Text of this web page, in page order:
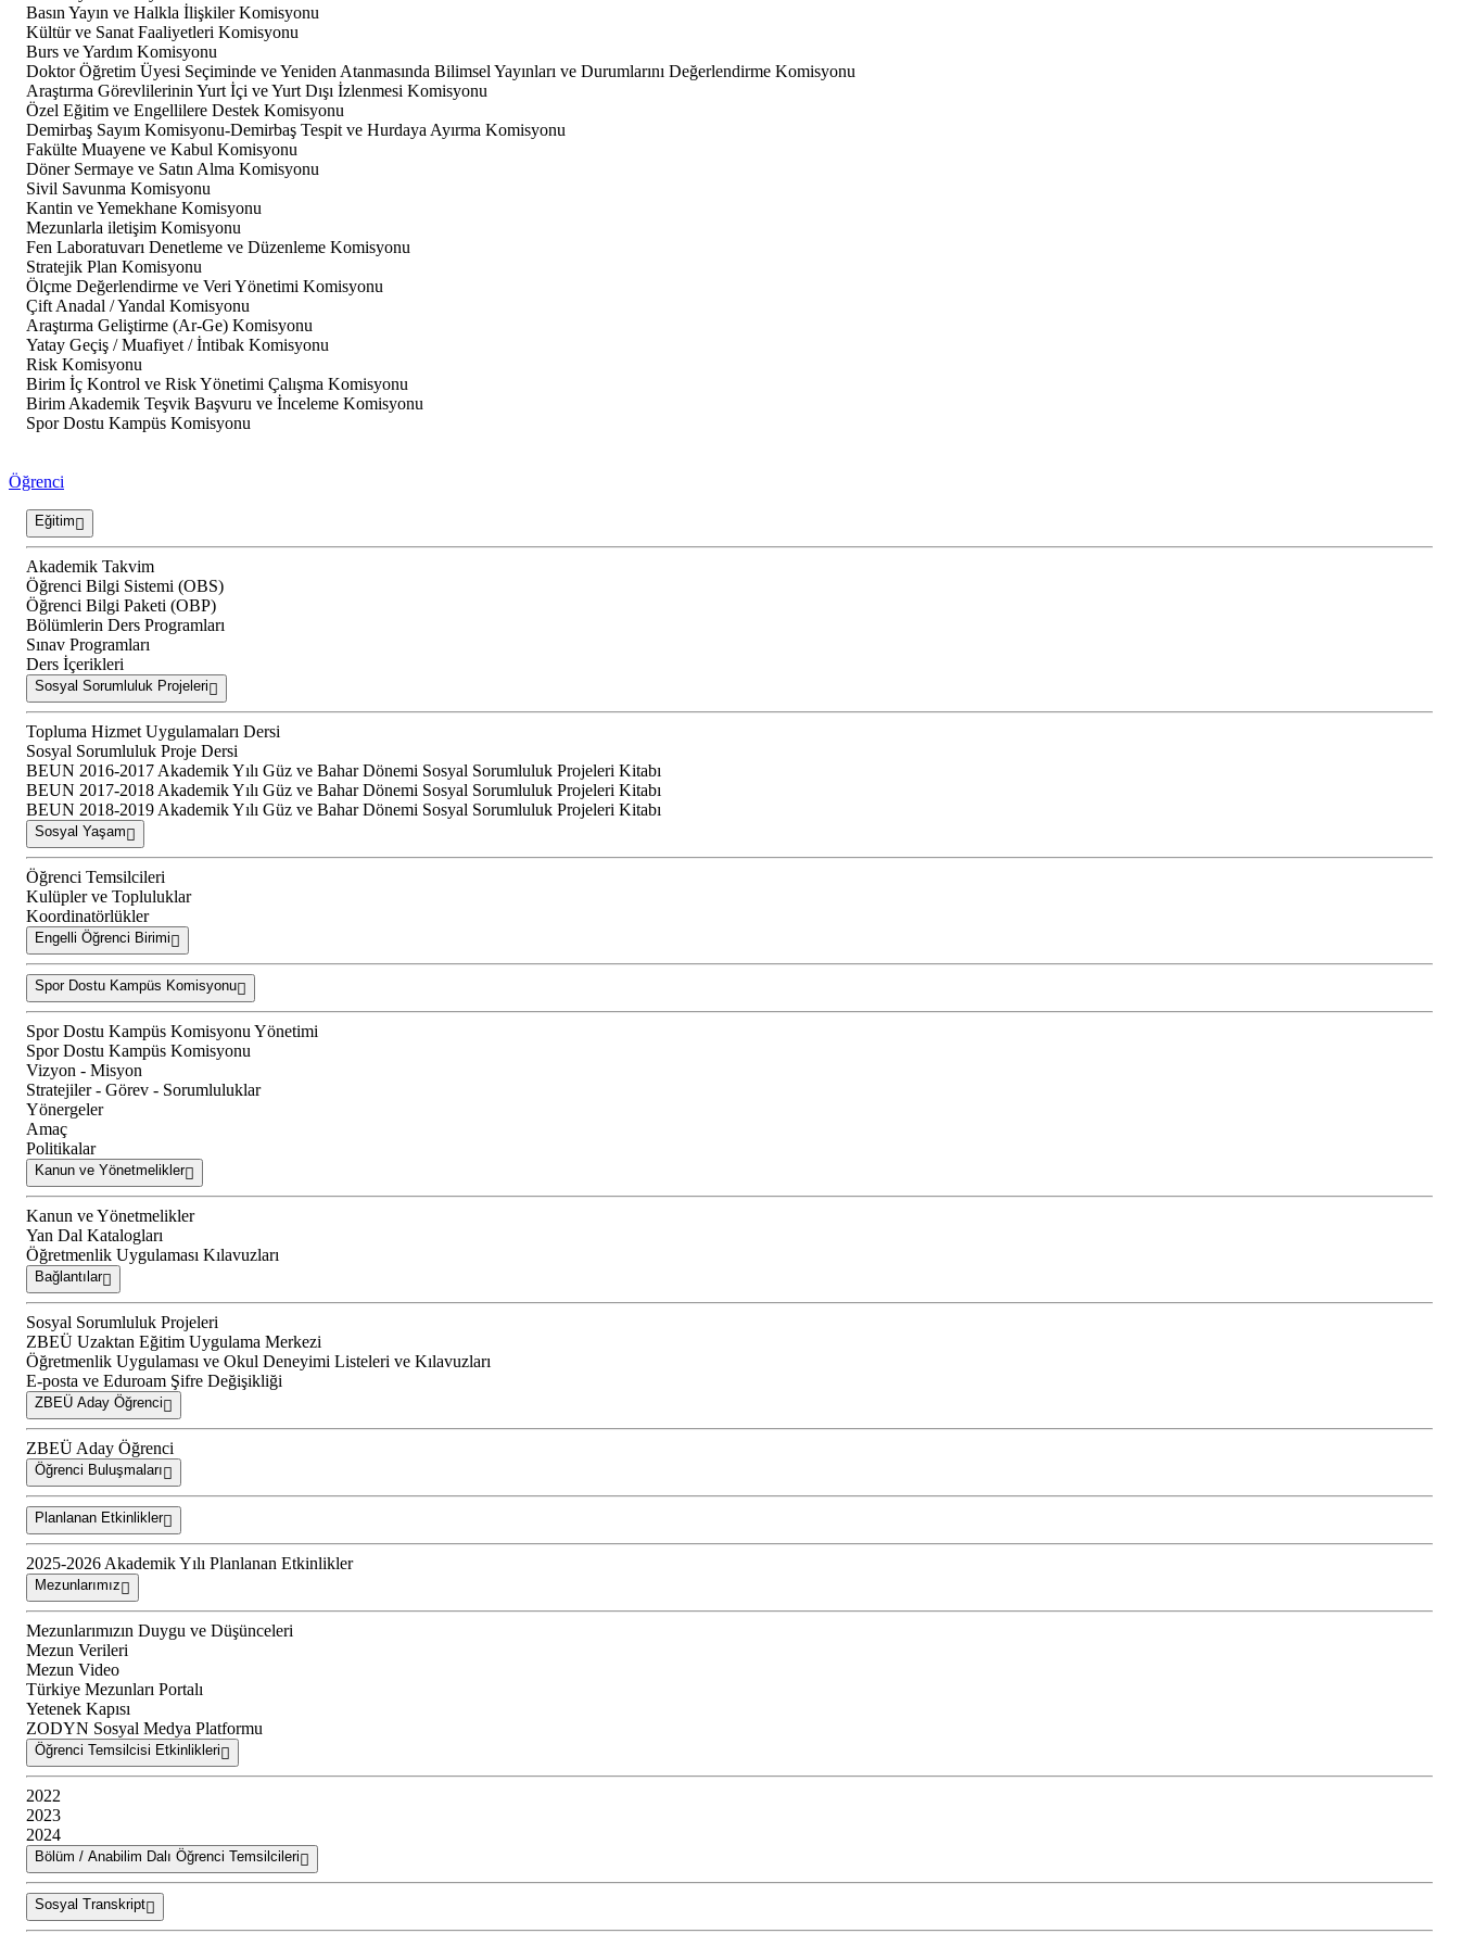
Basın Yayın ve Halkla İlişkiler Komisyonu
Kültür ve Sanat Faaliyetleri Komisyonu
Burs ve Yardım Komisyonu
Doktor Öğretim Üyesi Seçiminde ve Yeniden Atanmasında Bilimsel Yayınları ve Durumlarını Değerlendirme Komisyonu
Araştırma Görevlilerinin Yurt İçi ve Yurt Dışı İzlenmesi Komisyonu
Özel Eğitim ve Engellilere Destek Komisyonu
Demirbaş Sayım Komisyonu-Demirbaş Tespit ve Hurdaya Ayırma Komisyonu
Fakülte Muayene ve Kabul Komisyonu
Döner Sermaye ve Satın Alma Komisyonu
Sivil Savunma Komisyonu
Kantin ve Yemekhane Komisyonu
Mezunlarla iletişim Komisyonu
Fen Laboratuvarı Denetleme ve Düzenleme Komisyonu
Stratejik Plan Komisyonu
Ölçme Değerlendirme ve Veri Yönetimi Komisyonu
Çift Anadal / Yandal Komisyonu
Araştırma Geliştirme (Ar-Ge) Komisyonu
Yatay Geçiş / Muafiyet / İntibak Komisyonu
Risk Komisyonu
Birim İç Kontrol ve Risk Yönetimi Çalışma Komisyonu
Birim Akademik Teşvik Başvuru ve İnceleme Komisyonu
Spor Dostu Kampüs Komisyonu
Öğrenci
Eğitim
Akademik Takvim
Öğrenci Bilgi Sistemi (OBS)
Öğrenci Bilgi Paketi (OBP)
Bölümlerin Ders Programları
Sınav Programları
Ders İçerikleri
Sosyal Sorumluluk Projeleri
Topluma Hizmet Uygulamaları Dersi
Sosyal Sorumluluk Proje Dersi
BEUN 2016-2017 Akademik Yılı Güz ve Bahar Dönemi Sosyal Sorumluluk Projeleri Kitabı
BEUN 2017-2018 Akademik Yılı Güz ve Bahar Dönemi Sosyal Sorumluluk Projeleri Kitabı
BEUN 2018-2019 Akademik Yılı Güz ve Bahar Dönemi Sosyal Sorumluluk Projeleri Kitabı
Sosyal Yaşam
Öğrenci Temsilcileri
Kulüpler ve Topluluklar
Koordinatörlükler
Engelli Öğrenci Birimi
Spor Dostu Kampüs Komisyonu
Spor Dostu Kampüs Komisyonu Yönetimi
Spor Dostu Kampüs Komisyonu
Vizyon - Misyon
Stratejiler - Görev - Sorumluluklar
Yönergeler
Amaç
Politikalar
Kanun ve Yönetmelikler
Kanun ve Yönetmelikler
Yan Dal Katalogları
Öğretmenlik Uygulaması Kılavuzları
Bağlantılar
Sosyal Sorumluluk Projeleri
ZBEÜ Uzaktan Eğitim Uygulama Merkezi
Öğretmenlik Uygulaması ve Okul Deneyimi Listeleri ve Kılavuzları
E-posta ve Eduroam Şifre Değişikliği
ZBEÜ Aday Öğrenci
ZBEÜ Aday Öğrenci
Öğrenci Buluşmaları
Planlanan Etkinlikler
2025-2026 Akademik Yılı Planlanan Etkinlikler
Mezunlarımız
Mezunlarımızın Duygu ve Düşünceleri
Mezun Verileri
Mezun Video
Türkiye Mezunları Portalı
Yetenek Kapısı
ZODYN Sosyal Medya Platformu
Öğrenci Temsilcisi Etkinlikleri
2022
2023
2024
Bölüm / Anabilim Dalı Öğrenci Temsilcileri
Sosyal Transkript